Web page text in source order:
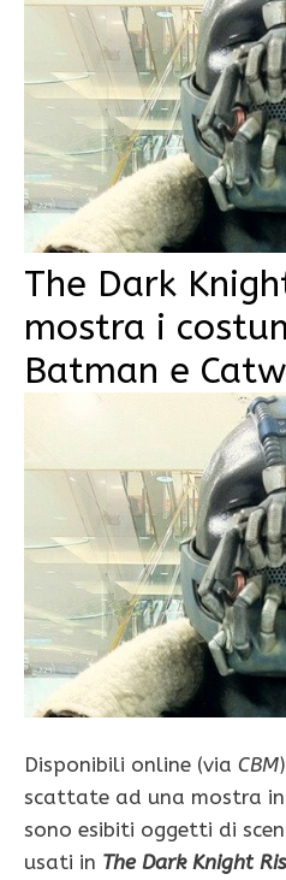
The Dark
mostra i
Batman e
Disponibili online (via CBM
scattate ad una mostra
sono esibiti oggetti di
usati in The Dark Knight